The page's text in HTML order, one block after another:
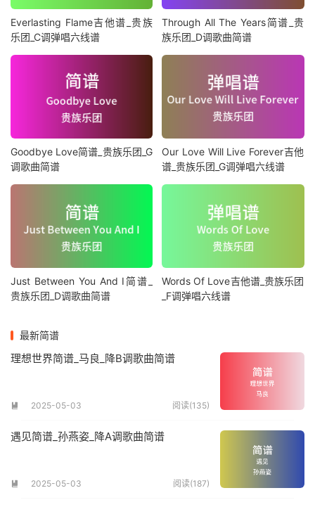
Everlasting Flame吉他谱_贵族
乐团_C调弹唱六线谱
Through All The Years简谱_贵
族乐团_D调歌曲简谱
Goodbye Love简谱_贵族乐团_G
调歌曲简谱
Our Love Will Live Forever吉他
谱_贵族乐团_G调弹唱六线谱
Just Between You And I简谱_
贵族乐团_D调歌曲简谱
Words Of Love吉他谱_贵族乐团
_F调弹唱六线谱
最新简谱
理想世界简谱_马良_降B调歌曲简谱
 2025-05-03 阅读(135)
遇见简谱_孙燕姿_降A调歌曲简谱
 2025-05-03 阅读(187)